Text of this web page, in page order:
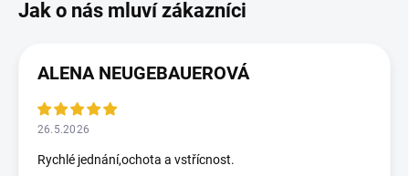
ALENA NEUGEBAUEROVÁ
26.5.2026
Rychlé jednání,ochota a vstřícnost.